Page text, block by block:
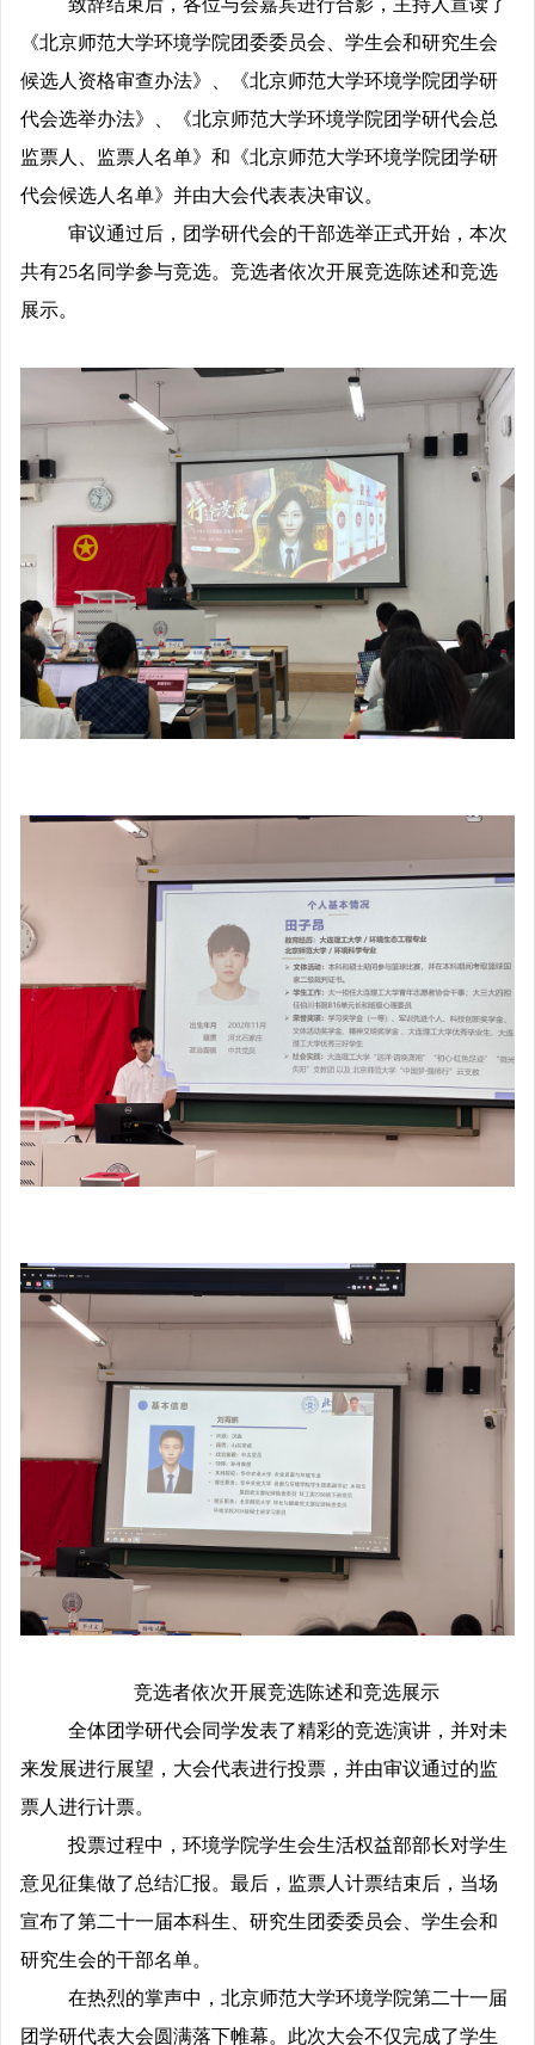
《北京师范大学环境学院团委委员会、学生会和研究生会
候选人资格审查办法》、《北京师范大学环境学院团学研
代会选举办法》、《北京师范大学环境学院团学研代会总
监票人、监票人名单》和《北京师范大学环境学院团学研
代会候选人名单》并由大会代表表决审议。
审议通过后，团学研代会的干部选举正式开始，本次
共有25名同学参与竞选。竞选者依次开展竞选陈述和竞选
展示。
竞选者依次开展竞选陈述和竞选展示
全体团学研代会同学发表了精彩的竞选演讲，并对未
来发展进行展望，大会代表进行投票，并由审议通过的监
票人进行计票。
投票过程中，环境学院学生会生活权益部部长对学生
意见征集做了总结汇报。最后，监票人计票结束后，当场
宣布了第二十一届本科生、研究生团委委员会、学生会和
研究生会的干部名单。
在热烈的掌声中，北京师范大学环境学院第二十一届
团学研代表大会圆满落下帷幕。此次大会不仅完成了学生